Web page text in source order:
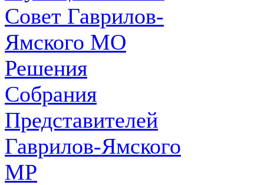
Совет Гаврилов-
Ямского МО
Решения
Собрания
Представителей
Гаврилов-Ямского
МР